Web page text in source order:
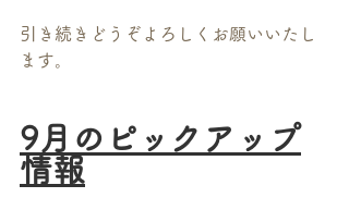
引き続きどうぞよろしくお願いいたし
ます。
9月のピックアップ
情報